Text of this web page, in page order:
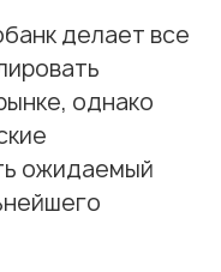
делает все
однако
ожидаемый